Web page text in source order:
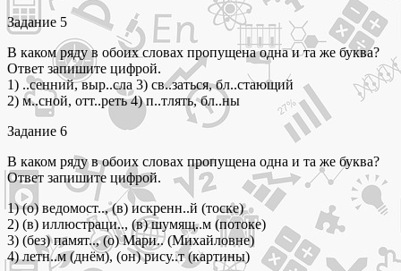
Задание 5
В каком ряду в обоих словах пропущена одна и та же буква?
Ответ запишите цифрой.
1) ..сенний, выр..сла 3) св..заться, бл..стающий
2) м..сной, отт..реть 4) п..тлять, бл..ны
Задание 6
В каком ряду в обоих словах пропущена одна и та же буква?
Ответ запишите цифрой.
1) (о) ведомост.., (в) искренн..й (тоске)
2) (в) иллюстраци.., (в) шумящ..м (потоке)
3) (без) памят.., (о) Мари.. (Михайловне)
4) летн..м (днём), (он) рису..т (картины)